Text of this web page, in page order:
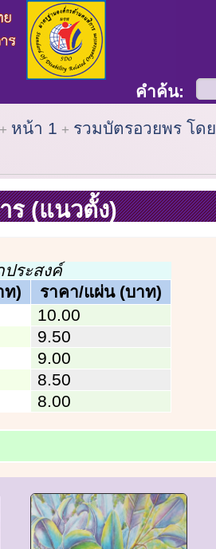
คำค้น:
หน้า 1
รวมบัตรอวยพร โดย
ร (แนวตั้ง)
ประสงค์
ท)
ราคา/แผ่น (บาท)
10.00
9.50
9.00
8.50
8.00